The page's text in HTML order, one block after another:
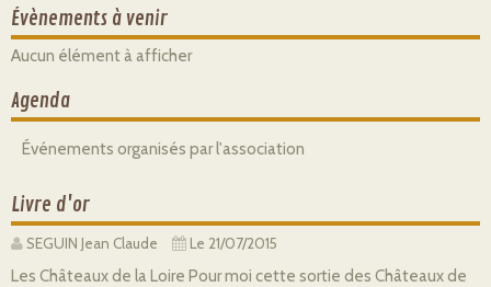
Évènements à venir
Aucun élément à afficher
Agenda
Événements organisés par l'association
Livre d'or
SEGUIN Jean Claude Le 21/07/2015
Les Châteaux de la Loire Pour moi cette sortie des Châteaux de